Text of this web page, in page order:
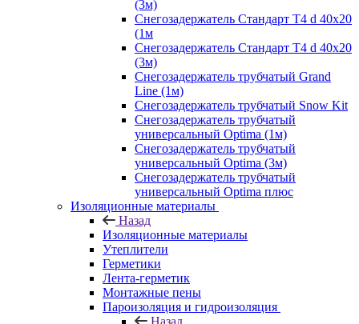
(3м)
Снегозадержатель Стандарт Т4 d 40х20
(1м
Снегозадержатель Стандарт Т4 d 40х20
(3м)
Снегозадержатель трубчатый Grand
Line (1м)
Снегозадержатель трубчатый Snow Kit
Снегозадержатель трубчатый
универсальный Optima (1м)
Снегозадержатель трубчатый
универсальный Optima (3м)
Снегозадержатель трубчатый
универсальный Optima плюс
Изоляционные материалы
Назад
Изоляционные материалы
Утеплители
Герметики
Лента-герметик
Монтажные пены
Пароизоляция и гидроизоляция
Назад